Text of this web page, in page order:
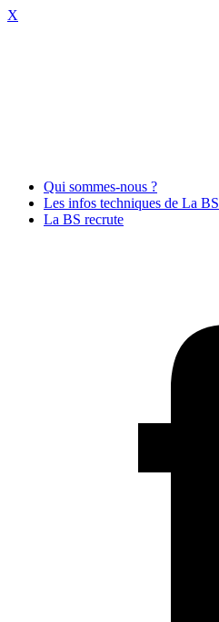
X
Qui sommes-nous ?
Les infos techniques de La BS
La BS recrute